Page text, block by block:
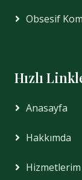
Obsesif
Hızlı
Anasayfa
Hakkımda
Hizmetlerim